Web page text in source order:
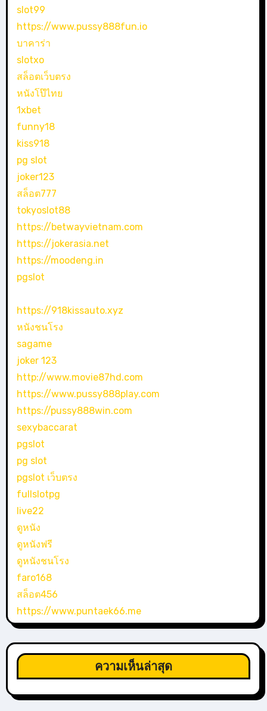
slot99
https://www.pussy888fun.io
บาคาร่า
slotxo
สล็อตเว็บตรง
หนังโป๊ไทย
1xbet
funny18
kiss918
pg slot
joker123
สล็อต777
tokyoslot88
https://betwayvietnam.com
https://jokerasia.net
https://moodeng.in
pgslot
https://918kissauto.xyz
หนังชนโรง
sagame
joker 123
http://www.movie87hd.com
https://www.pussy888play.com
https://pussy888win.com
sexybaccarat
pgslot
pg slot
pgslot เว็บตรง
fullslotpg
live22
ดูหนัง
ดูหนังฟรี
ดูหนังชนโรง
faro168
สล็อต456
https://www.puntaek66.me
ความเห็นล่าสุด